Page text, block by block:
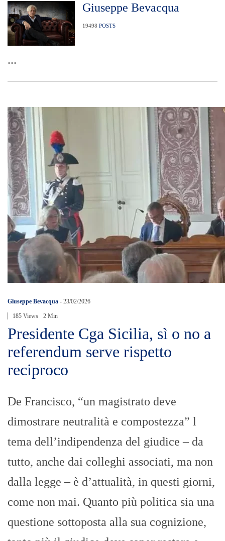
Giuseppe Bevacqua
19498 POSTS
...
Giuseppe Bevacqua - 23/02/2026
185 Views 2 Min
Presidente Cga Sicilia, sì o no a
referendum serve rispetto
reciproco
De Francisco, “un magistrato deve
dimostrare neutralità e compostezza” l
tema dell’indipendenza del giudice – da
tutto, anche dai colleghi associati, ma non
dalla legge – è d’attualità, in questi giorni,
come non mai. Quanto più politica sia una
questione sottoposta alla sua cognizione,